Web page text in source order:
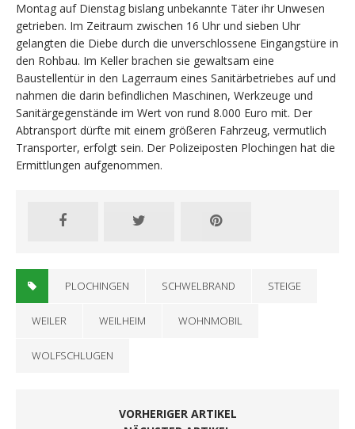
Montag auf Dienstag bislang unbekannte Täter ihr Unwesen
getrieben. Im Zeitraum zwischen 16 Uhr und sieben Uhr
gelangten die Diebe durch die unverschlossene Eingangstüre in
den Rohbau. Im Keller brachen sie gewaltsam eine
Baustellentür in den Lagerraum eines Sanitärbetriebes auf und
nahmen die darin befindlichen Maschinen, Werkzeuge und
Sanitärgegenstände im Wert von rund 8.000 Euro mit. Der
Abtransport dürfte mit einem größeren Fahrzeug, vermutlich
Transporter, erfolgt sein. Der Polizeiposten Plochingen hat die
Ermittlungen aufgenommen.
PLOCHINGEN SCHWELBRAND STEIGE
WEILER WEILHEIM WOHNMOBIL
WOLFSCHLUGEN
VORHERIGER ARTIKEL